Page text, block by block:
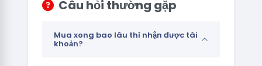
Câu hỏi thường gặp
Mua xong bao lâu thì nhận được tài
khoản?